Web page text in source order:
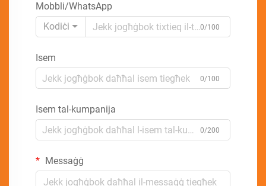
Mobbli/WhatsApp
Kodiċi
0/100
Isem
0/100
Isem tal-kumpanija
0/200
Messaġġ